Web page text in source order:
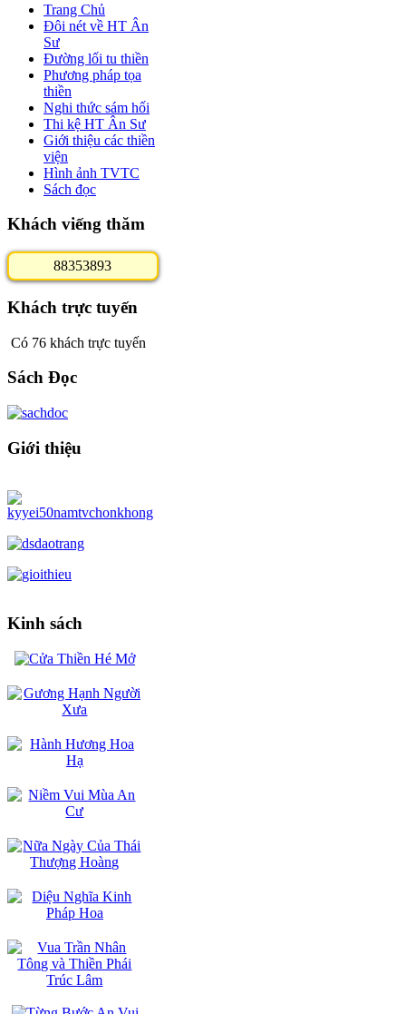
Trang Chủ
Đôi nét về HT Ân
Sư
Đường lối tu thiền
Phương pháp tọa
thiền
Nghi thức sám hối
Thi kệ HT Ân Sư
Giới thiệu các thiền
viện
Hình ảnh TVTC
Sách đọc
Khách viếng thăm
88353893
Khách trực tuyến
Có 76 khách trực tuyến
Sách Đọc
Giới thiệu
Kinh sách